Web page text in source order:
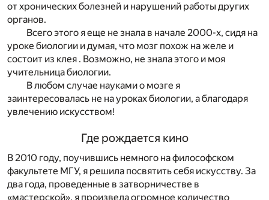
от хронических болезней и нарушений работы других
органов.
Всего этого я еще не знала в начале 2000-х, сидя на
уроке биологии и думая, что мозг похож на желе и
состоит из клея . Возможно, не знала этого и моя
учительница биологии.
В любом случае науками о мозге я
заинтересовалась не на уроках биологии, а благодаря
увлечению искусством!
Где рождается кино
В 2010 году, поучившись немного на философском
факультете МГУ, я решила посвятить себя искусству. За
два года, проведенные в затворничестве в
«мастерской», я произвела огромное количество